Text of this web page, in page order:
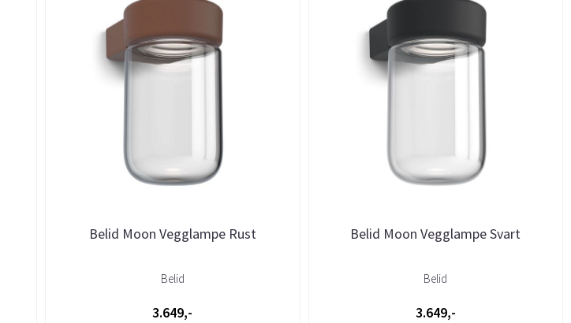
Belid Moon Vegglampe Rust
Belid
3.649,-
Belid Moon Vegglampe Svart
Belid
3.649,-